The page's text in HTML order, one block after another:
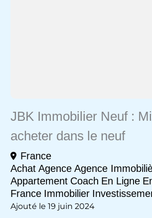
JBK Immobilier Neuf :
acheter dans le neuf
France
Achat Agence Agence
Appartement Coach En Ligne
France Immobilier
Ajouté le 19 juin 2024